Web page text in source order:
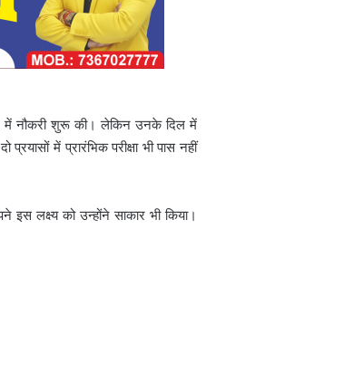
में नौकरी शुरू की। लेकिन उनके दिल में
में प्रारंभिक परीक्षा भी पास नहीं
इस लक्ष्य को उन्होंने साकार भी किया।